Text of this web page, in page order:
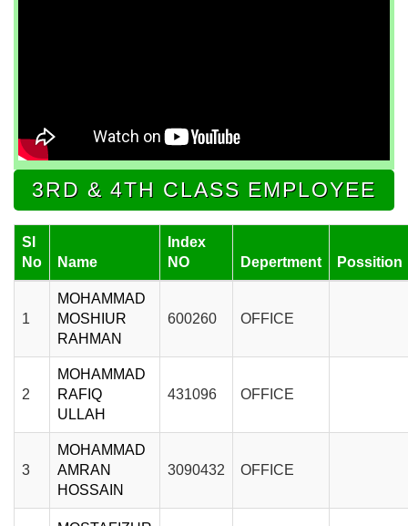
3RD & 4TH CLASS EMPLOYEE
Sl
No
Name
Index
NO
Depertment Possition
1
MOHAMMAD
MOSHIUR
RAHMAN
600260 OFFICE
2
MOHAMMAD
RAFIQ
ULLAH
431096 OFFICE
3
MOHAMMAD
AMRAN
HOSSAIN
3090432 OFFICE